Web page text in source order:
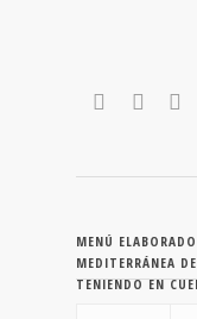
MENÚ
MEDITERRÁNEA
TENIENDO EN